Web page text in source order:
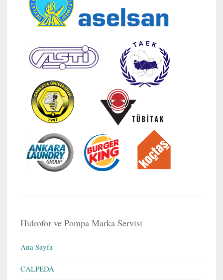
Hidrofor ve Pompa Marka Servisi
Ana Sayfa
CALPEDA